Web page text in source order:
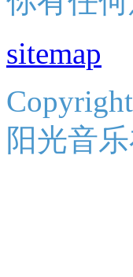
sitemap
阳光音